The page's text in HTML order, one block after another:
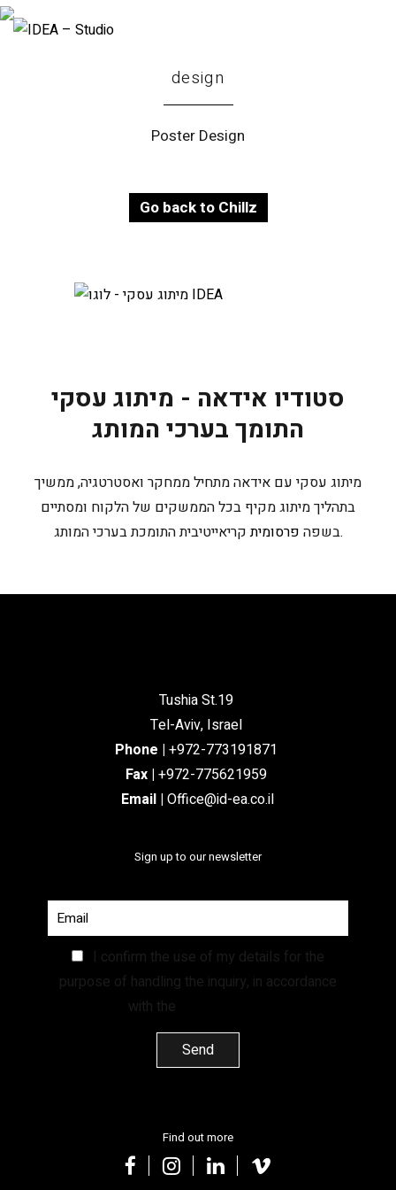
design
Poster Design
Go back to Chillz
סטודיו אידאה - מיתוג עסקי
התומך בערכי המותג
מיתוג עסקי עם אידאה מתחיל ממחקר ואסטרטגיה, ממשיך
בתהליך מיתוג מקיף בכל הממשקים של הלקוח ומסתיים
בשפה פרסומית קריאייטיבית התומכת בערכי המותג.
Tushia St.19
Tel-Aviv, Israel
Phone | +972-773191871
Fax | +972-775621959
Email | Office@id-ea.co.il
Sign up to our newsletter
I confirm the use of my details for the
purpose of handling the inquiry, in accordance
with the
Find out more
facebookinstagramlinkedin